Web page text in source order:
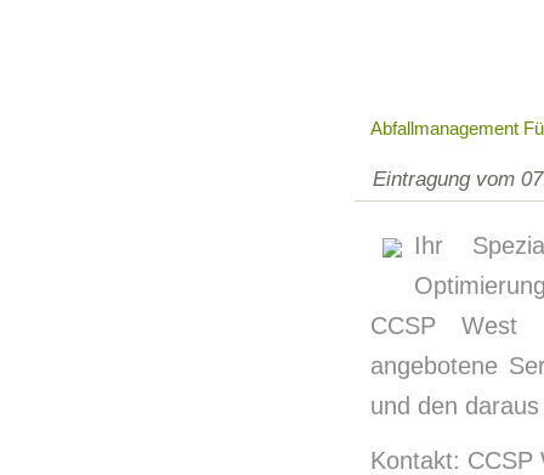
Abfallmanagement
Eintragung vom
Ihr
CCSP West
angebotene
und den
Kontakt: CCSP